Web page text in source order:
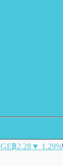
฿2.28▼ 1.29%